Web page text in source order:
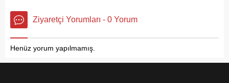
Ziyaretçi Yorumları - 0 Yorum
Henüz yorum yapılmamış.